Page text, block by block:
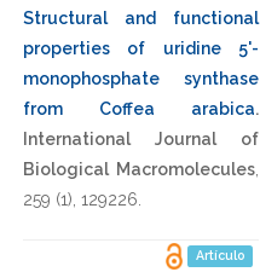
Structural and functional
properties of uridine 5'-
monophosphate synthase
from Coffea arabica.
International Journal of
Biological Macromolecules
259 (1), 129226
Artículo